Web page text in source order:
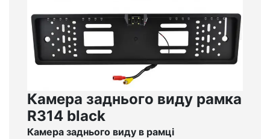
Камера заднього виду рамка
R314 black
Камера заднього виду в рамці